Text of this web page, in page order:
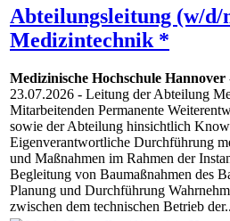
Abteilungsleitung (w/d/
Medizintechnik *
Medizinische Hochschule Hannover
23.07.2026 - Leitung der Abteilung
Mitarbeitenden Permanente
sowie der Abteilung hinsichtlich
Eigenverantwortliche Durchführung
und Maßnahmen im Rahmen der
Begleitung von Baumaßnahmen des
Planung und Durchführung
zwischen dem technischen Betrieb